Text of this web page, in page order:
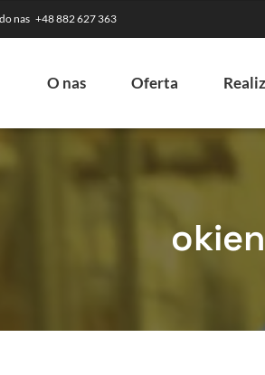
nas +48 882 627 363
O nas Oferta